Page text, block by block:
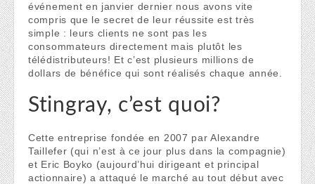
événement en janvier dernier nous avons vite
compris que le secret de leur réussite est très
simple : leurs clients ne sont pas les
consommateurs directement mais plutôt les
télédistributeurs! Et c’est plusieurs millions de
dollars de bénéfice qui sont réalisés chaque année.
Stingray, c’est quoi?
Cette entreprise fondée en 2007 par Alexandre
Taillefer (qui n’est à ce jour plus dans la compagnie)
et Eric Boyko (aujourd’hui dirigeant et principal
actionnaire) a attaqué le marché au tout début avec